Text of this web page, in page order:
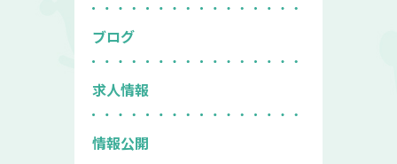
ブログ
求人情報
情報公開